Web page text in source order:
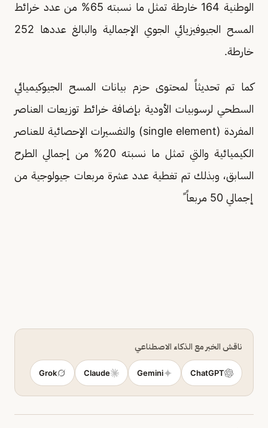
الوطنية 164 خارطة تمثل ما نسبته 65% من عدد خرائط
المسح الجيوفيزيائي الجوي الإجمالية والبالغ عددها 252
خارطة.
كما تم تحديثاً لمحتوى حزم بيانات المسح الجيوكيميائي
السطحي لرسوبيات الأودية بإضافة خرائط توزيعات العناصر
المفردة (single element) والتفسيرات الإحصائية للعناصر
الكيميائية والتي تمثل ما نسبته 20% من إجمالي الطرح
السابق، وبذلك تم تغطية عدد عشرة مربعات جيولوجية من
إجمالي 50 مربعاً ً
ناقش الخبر مع الذكاء الاصطناعي
ChatGPT
Gemini
Claude
Grok